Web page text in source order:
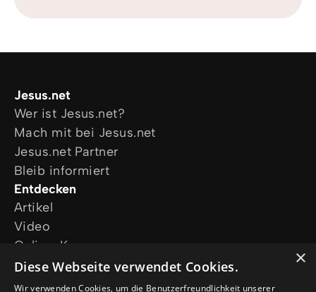
Jesus.net
Wer ist Jesus.net?
Mach mit bei Jesus.net
Jesus.net Partner
Bleib informiert
Entdecken
Artikel
Video
Online-Kurse
Unsere Projekte
Ich wünsche mir Gebet
×
Diese Webseite verwendet Cookies.
Wir verwenden Cookies, um die Benutzerfreundlichkeit unserer